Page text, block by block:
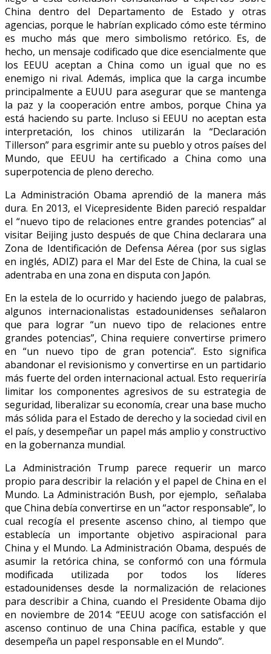
China dentro del Departamento de Estado y otras
agencias, porque le habrían explicado cómo este término
es mucho más que mero simbolismo retórico. Es, de
hecho, un mensaje codificado que dice esencialmente que
los EEUU aceptan a China como un igual que no es
enemigo ni rival. Además, implica que la carga incumbe
principalmente a EUUU para asegurar que se mantenga
la paz y la cooperación entre ambos, porque China ya
está haciendo su parte. Incluso si EEUU no aceptan esta
interpretación, los chinos utilizarán la “Declaración
Tillerson” para esgrimir ante su pueblo y otros países del
Mundo, que EEUU ha certificado a China como una
superpotencia de pleno derecho.
La Administración Obama aprendió de la manera más
dura. En 2013, el Vicepresidente Biden pareció respaldar
el “nuevo tipo de relaciones entre grandes potencias” al
visitar Beijing justo después de que China declarara una
Zona de Identificación de Defensa Aérea (por sus siglas
en inglés, ADIZ) para el Mar del Este de China, la cual se
adentraba en una zona en disputa con Japón.
En la estela de lo ocurrido y haciendo juego de palabras,
algunos internacionalistas estadounidenses señalaron
que para lograr “un nuevo tipo de relaciones entre
grandes potencias”, China requiere convertirse primero
en “un nuevo tipo de gran potencia”. Esto significa
abandonar el revisionismo y convertirse en un partidario
más fuerte del orden internacional actual. Esto requeriría
limitar los componentes agresivos de su estrategia de
seguridad, liberalizar su economía, crear una base mucho
más sólida para el Estado de derecho y la sociedad civil en
el país, y desempeñar un papel más amplio y constructivo
en la gobernanza mundial.
La Administración Trump parece requerir un marco
propio para describir la relación y el papel de China en el
Mundo. La Administración Bush, por ejemplo, señalaba
que China debía convertirse en un “actor responsable”, lo
cual recogía el presente ascenso chino, al tiempo que
establecía un importante objetivo aspiracional para
China y el Mundo. La Administración Obama, después de
asumir la retórica china, se conformó con una fórmula
modificada utilizada por todos los líderes
estadounidenses desde la normalización de relaciones
para describir a China, cuando el Presidente Obama dijo
en noviembre de 2014: “EEUU acoge con satisfacción el
ascenso continuo de una China pacífica, estable y que
desempeña un papel responsable en el Mundo”.